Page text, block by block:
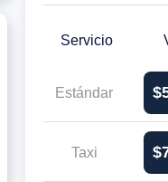
Servicio
Estándar
Taxi